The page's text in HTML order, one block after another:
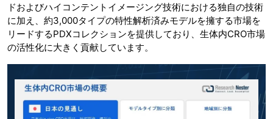
ドおよびハイコンテントイメージング技術における独自の技術
に加え、約3,000タイプの特性解析済みモデルを擁する市場を
リードするPDXコレクションを提供しており、生体内CRO市場
の活性化に大きく貢献しています。